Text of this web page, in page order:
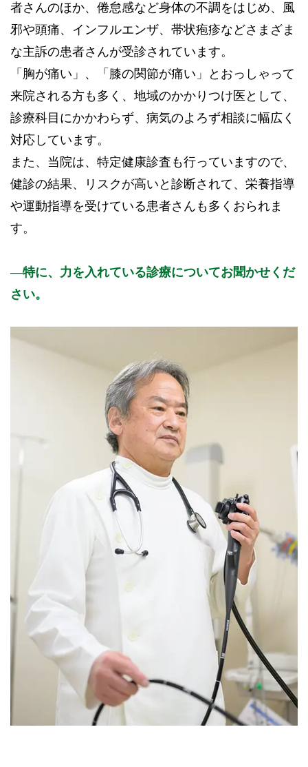
公式HPはこちら
初診受付
者さんのほか、倦怠感など身体の不調をはじめ、風
邪や頭痛、インフルエンザ、帯状疱疹などさまざま
な主訴の患者さんが受診されています。
「胸が痛い」、「膝の関節が痛い」とおっしゃって
来院される方も多く、地域のかかりつけ医として、
診療科目にかかわらず、病気のよろず相談に幅広く
対応しています。
また、当院は、特定健康診査も行っていますので、
健診の結果、リスクが高いと診断されて、栄養指導
や運動指導を受けている患者さんも多くおられま
す。
特に、力を入れている診療についてお聞かせくだ
さい。